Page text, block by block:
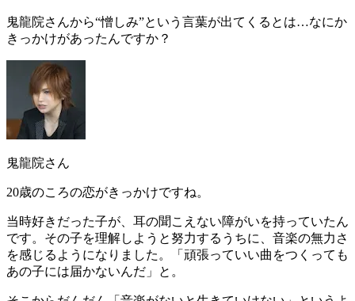
鬼龍院さんから“憎しみ”という言葉が出てくるとは…なにか
きっかけがあったんですか？
鬼龍院さん
20歳のころの恋がきっかけですね。
当時好きだった子が、耳の聞こえない障がいを持っていたん
です。その子を理解しようと努力するうちに、音楽の無力さ
を感じるようになりました。
「頑張っていい曲をつくっても
あの子には届かないんだ」
と。